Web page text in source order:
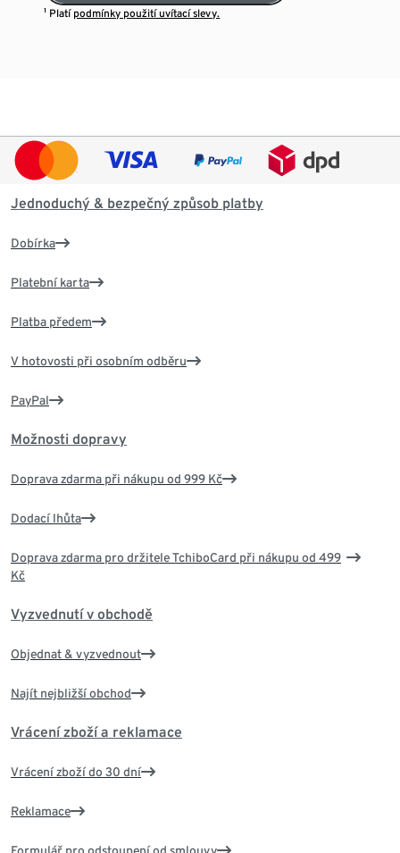
¹ Platí podmínky použití uvítací slevy.
Jednoduchý & bezpečný způsob platby
Dobírka
Platební karta
Platba předem
V hotovosti při osobním odběru
PayPal
Možnosti dopravy
Doprava zdarma při nákupu od 999 Kč
Dodací lhůta
Doprava zdarma pro držitele TchiboCard při nákupu od 499
Kč
Vyzvednutí v obchodě
Objednat & vyzvednout
Najít nejbližší obchod
Vrácení zboží a reklamace
Vrácení zboží do 30 dní
Reklamace